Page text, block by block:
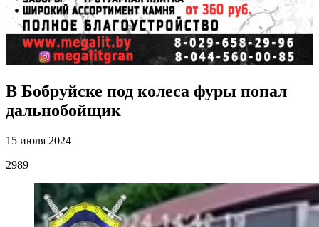
В Бобруйске под колеса фуры попал
дальнобойщик
15 июля 2024
2989